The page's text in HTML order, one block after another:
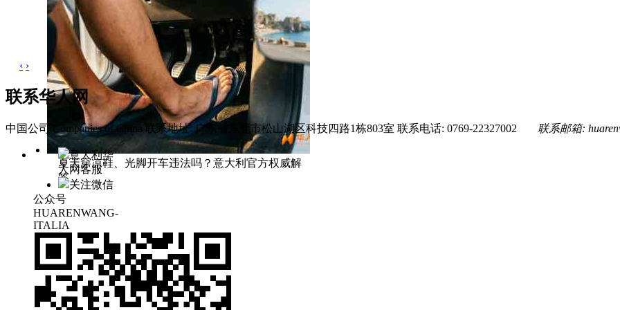
夏天穿凉鞋、光脚开车违法吗？意大利官方权威解
答
‹ ›
联系华人网
中国公司 Companies of China 联系地址: 广东省东莞市松山湖区科技四路1栋803室 联系电话: 0769-22327002 联系邮箱:
意大利华
人网客服
关注微信
公众号
HUARENWANG-
ITALIA